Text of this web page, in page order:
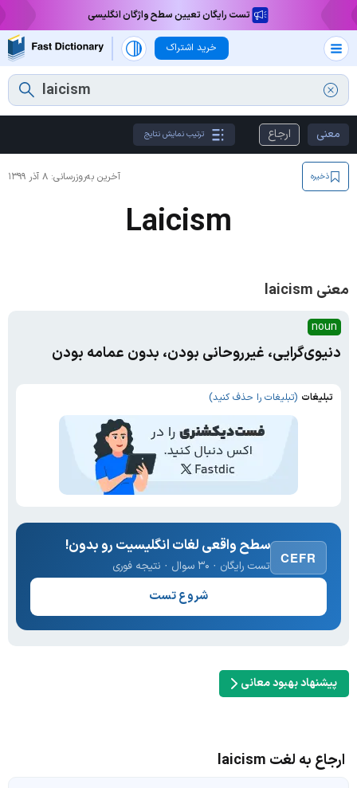
تست رایگان تعیین سطح واژگان انگلیسی
خرید اشتراک
معنی ارجاع ترتیب نمایش نتایج
آخرین به‌روزرسانی: ۸ آذر ۱۳۹۹ ذخیره
Laicism
معنی laicism
noun
دنیوی‌گرایی، غیرروحانی بودن، بدون عمامه بودن
تبلیغات (تبلیغات را حذف کنید)
CEFR
سطح واقعی لغات انگلیسیت رو بدون!
تست رایگان · ۳۰ سوال · نتیجه فوری
شروع تست
پیشنهاد بهبود معانی
ارجاع به لغت laicism